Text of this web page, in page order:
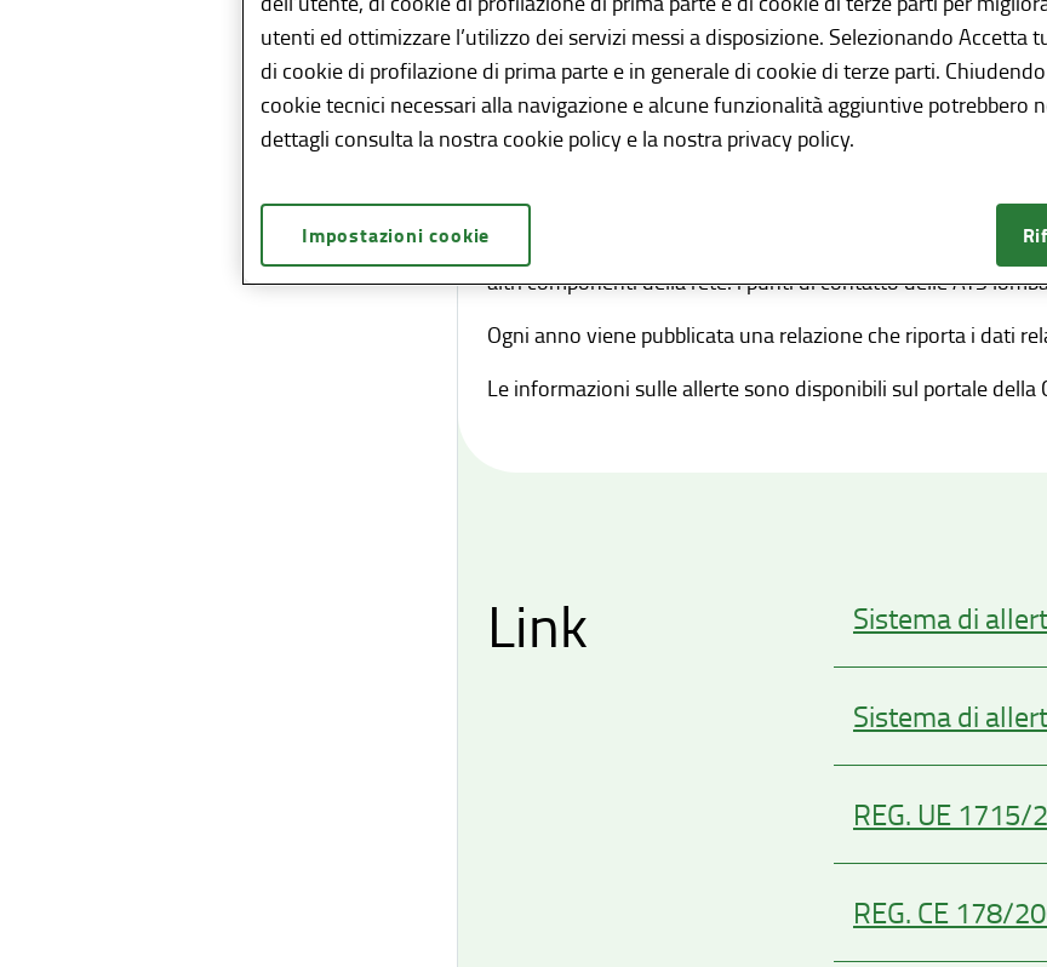
Per notificare in tempo reale i rischi diretti o indiretti per la
mangimi è stato istituito il
sistema rapido di allerta
Commissione Europea, l’EFSA (Autorità per la sicurezza
della Salute opera come punto di contatto nazionale ufficiale
Il punto di contatto della Regione Lombardia gestisce il
gli oggetti destinati al contatto con alimenti e per i mangimi
altri componenti della rete: i punti di contatto delle ATS
Ogni anno viene pubblicata una relazione che riporta i dati
Le informazioni sulle allerte sono disponibili sul portale della
Link Sistema di
Sistema di
REG. UE 1715/
REG. CE 178/
utenti ed ottimizzare l’utilizzo dei servizi messi a disposizione. Selezionando Accetta
di cookie di profilazione di prima parte e in generale di cookie di terze parti.
cookie tecnici necessari alla navigazione e alcune funzionalità aggiuntive potrebbero
dettagli consulta la nostra cookie policy e la nostra privacy policy.
Impostazioni cookie